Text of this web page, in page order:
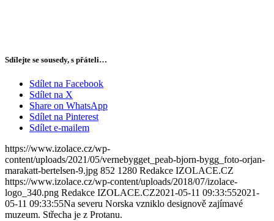
Sdílejte se sousedy, s přáteli…
Sdílet na Facebook
Sdílet na X
Share on WhatsApp
Sdílet na Pinterest
Sdílet e-mailem
https://www.izolace.cz/wp-
content/uploads/2021/05/vernebygget_peab-bjorn-bygg_foto-orjan-
marakatt-bertelsen-9.jpg 852 1280 Redakce IZOLACE.CZ
https://www.izolace.cz/wp-content/uploads/2018/07/izolace-
logo_340.png Redakce IZOLACE.CZ2021-05-11 09:33:552021-
05-11 09:33:55Na severu Norska vzniklo designově zajímavé
muzeum. Střecha je z Protanu.